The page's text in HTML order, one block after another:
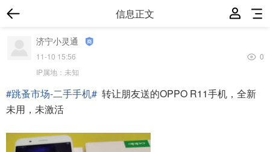
信息正文
济宁小灵通
0
11-10 15:56
IP属地： 未知
#跳蚤市场-二手手机# 转让朋友送的OPPO R11手机，全新
未用，未激活